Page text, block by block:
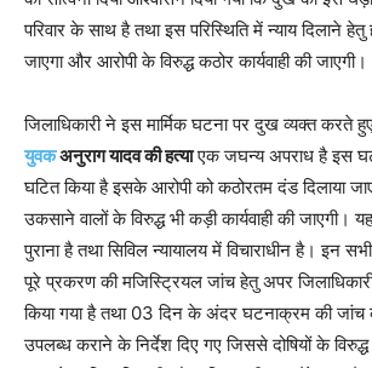
परिवार के साथ है तथा इस परिस्थिति में न्याय दिलाने
जाएगा और आरोपी के विरुद्ध कठोर कार्यवाही की जाएगी।
जिलाधिकारी ने इस मार्मिक घटना पर दुख व्यक्त करते
युवकअनुराग यादव की हत्याएक जघन्य अपराध है इस
घटित किया है इसके आरोपी को कठोरतम दंड दिलाया
उकसाने वालों के विरुद्ध भी कड़ी कार्यवाही की जाएगी। यह
पुराना है तथा सिविल न्यायालय में विचाराधीन है। इन
पूरे प्रकरण की मजिस्ट्रियल जांच हेतु अपर
किया गया है तथा 03 दिन के अंदर घटनाक्रम की जांच
उपलब्ध कराने के निर्देश दिए गए जिससे दोषियों के विरुद्ध